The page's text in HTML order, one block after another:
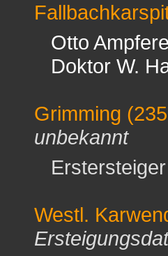
Otto
Doktor W.
Grimming
unbekannt
Westl.